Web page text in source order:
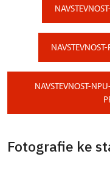
NAVSTEVNOST-
Fotografie ke